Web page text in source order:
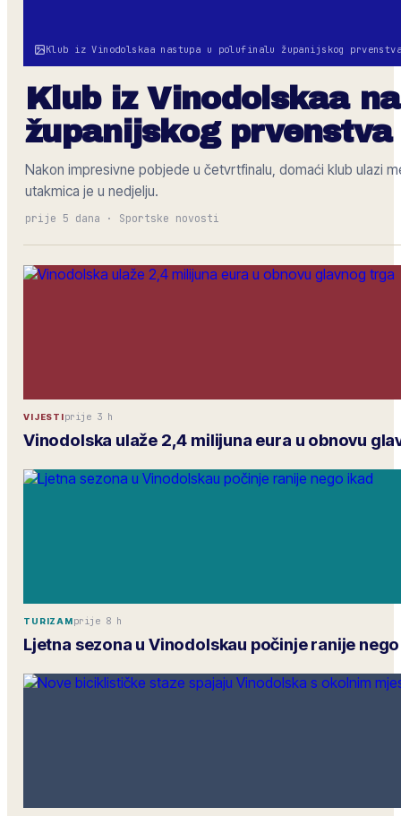
Klub iz Vinodolskaa nastupa u polufinalu županijskog
Klub iz Vinodolskaa
županijskog prvenstva
Nakon impresivne pobjede u četvrtfinalu, domaći klub ulazi
utakmica je u nedjelju.
prije 5 dana · Sportske novosti
VIJESTIprije 3 h
Vinodolska ulaže 2,4 milijuna eura u obnovu
TURIZAMprije 8 h
Ljetna sezona u Vinodolskau počinje ranije